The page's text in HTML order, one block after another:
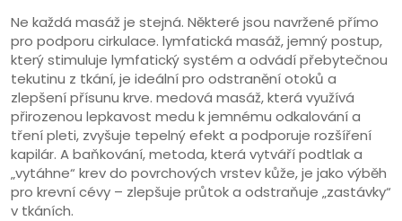
Ne každá masáž je stejná. Některé jsou navržené přímo
pro podporu cirkulace. lymfatická masáž,jemný postup,
který stimuluje lymfatický systém a odvádí přebytečnou
tekutinu z tkání, je ideální pro odstranění otoků a
zlepšení přísunu krve. medová masáž,která využívá
přirozenou lepkavost medu k jemnému odkalování a
tření pleti, zvyšuje tepelný efekt a podporuje rozšíření
kapilár. Abaňkování,metoda, která vytváří podtlak a
„vytáhne“ krev do povrchových vrstev kůže, je jako výběh
pro krevní cévy – zlepšuje průtok a odstraňuje „zastávky“
v tkáních.